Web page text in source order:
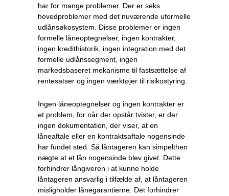
har for mange problemer. Der er seks
hovedproblemer med det nuværende uformelle
udlånsøkosystem. Disse problemer er ingen
formelle låneoptegnelser, ingen kontrakter,
ingen kredithistorik, ingen integration med det
formelle udlånssegment, ingen
markedsbaseret mekanisme til fastsættelse af
rentesatser og ingen værktøjer til risikostyring.
Ingen låneoptegnelser og ingen kontrakter er
et problem, for når der opstår tvister, er der
ingen dokumentation, der viser, at en
låneaftale eller en kontraktsaftale nogensinde
har fundet sted. Så låntageren kan simpelthen
nægte at et lån nogensinde blev givet. Dette
forhindrer långiveren i at kunne holde
låntageren ansvarlig i tilfælde af, at låntageren
misligholder lånegarantierne. Det forhindrer